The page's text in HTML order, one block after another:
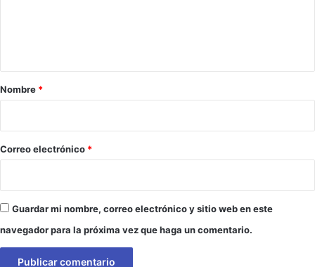
r
*
Nombre *
Correo electrónico *
Guardar mi nombre, correo electrónico y sitio web en este
navegador para la próxima vez que haga un comentario.